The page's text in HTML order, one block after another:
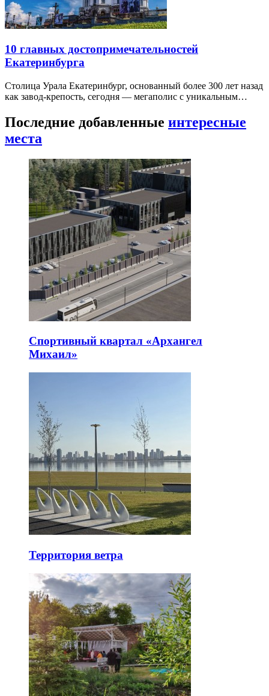
10 главных достопримечательностей
Екатеринбурга
Столица Урала Екатеринбург, основанный более 300 лет назад
как завод-крепость, сегодня — мегаполис с уникальным…
Последние добавленные интересные
места
Спортивный квартал «Архангел
Михаил»
Территория ветра